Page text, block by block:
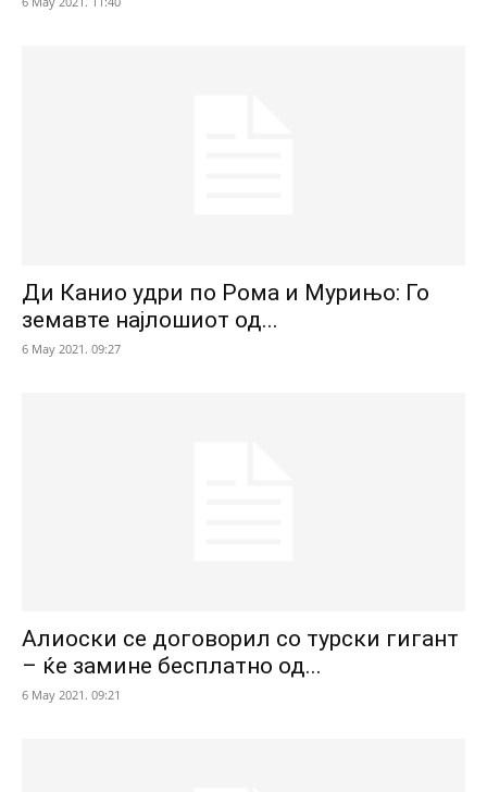
Ди Канио удри по Рома и Мурињо: Го
земавте најлошиот од...
6 May 2021. 09:27
Алиоски се договорил со турски гигант
– ќе замине бесплатно од...
6 May 2021. 09:21